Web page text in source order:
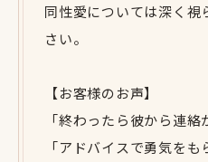
同性愛については深く視
さい。
【お客様のお声】
「終わったら彼から連絡
「アドバイスで勇気をも